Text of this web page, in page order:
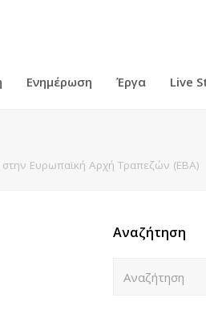
Ενημέρωση Έργα Live
Ευρωπαϊκή Αρχή Τραπεζών (EBA)
Αναζήτηση